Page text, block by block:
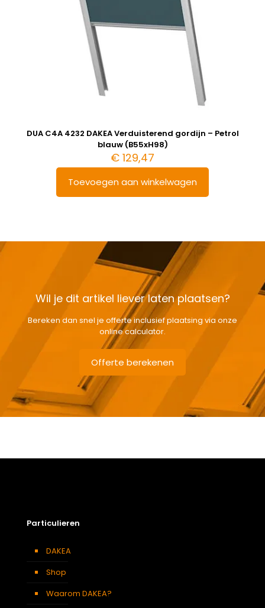
DUA C4A 4232 DAKEA Verduisterend gordijn – Petrol
blauw (B55xH98)
€ 129,47
Toevoegen aan winkelwagen
Wil je dit artikel liever laten plaatsen?
Bereken dan snel je offerte inclusief plaatsing via onze
online calculator.
Offerte berekenen
Kleur :
Verduisterend
gordijn
Particulieren
DAKEA
Shop
Waarom DAKEA?